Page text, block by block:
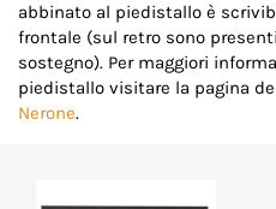
abbinato al piedistallo è
frontale (sul retro sono
sostegno). Per maggiori
piedistallo visitare la pagina
Nerone.